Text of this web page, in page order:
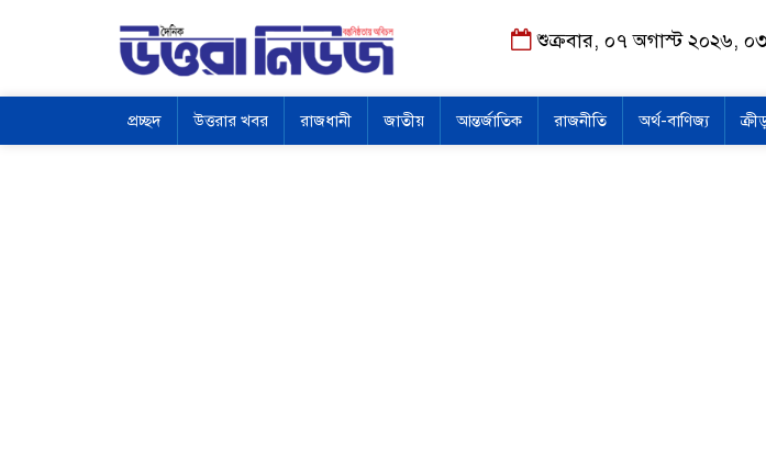
শুক্রবার, ০৭ অগাস্ট ২০২৬,
প্রচ্ছদ উত্তরার খবর রাজধানী জাতীয় আন্তর্জাতিক রাজনীতি অর্থ-বাণিজ্য